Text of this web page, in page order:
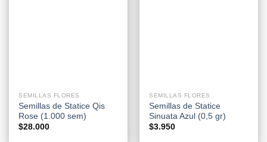
SEMILLAS FLORES
Semillas de Statice Qis
Rose (1.000 sem)
$28.000
SEMILLAS FLORES
Semillas de Statice
Sinuata Azul (0,5 gr)
$3.950